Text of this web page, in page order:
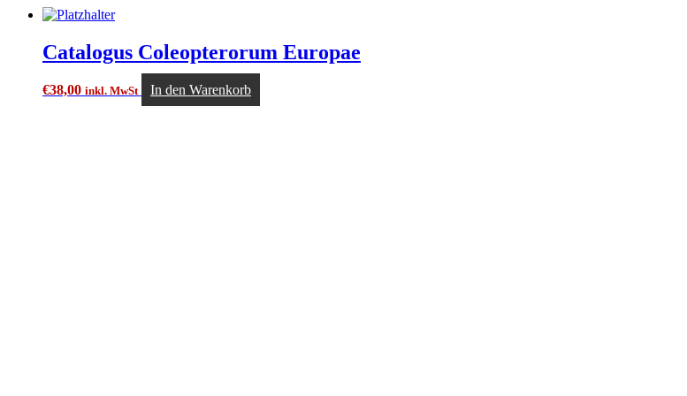
Catalogus Coleopterorum Europae
€38,00 inkl. MwSt In den Warenkorb